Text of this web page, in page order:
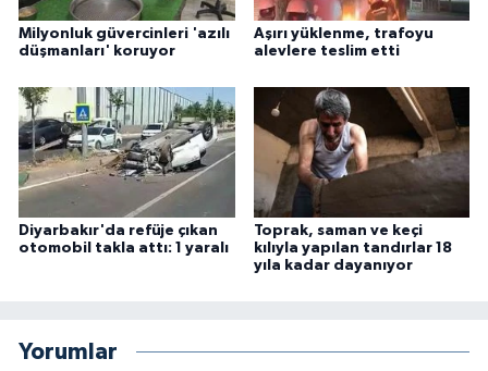
Milyonluk güvercinleri 'azılı
düşmanları' koruyor
Aşırı yüklenme, trafoyu
alevlere teslim etti
Diyarbakır'da refüje çıkan
otomobil takla attı: 1 yaralı
Toprak, saman ve keçi
kılıyla yapılan tandırlar 18
yıla kadar dayanıyor
Yorumlar